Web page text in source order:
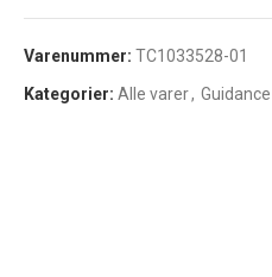
Varenummer: TC1033528-01
Kategorier: Alle varer, Guidance